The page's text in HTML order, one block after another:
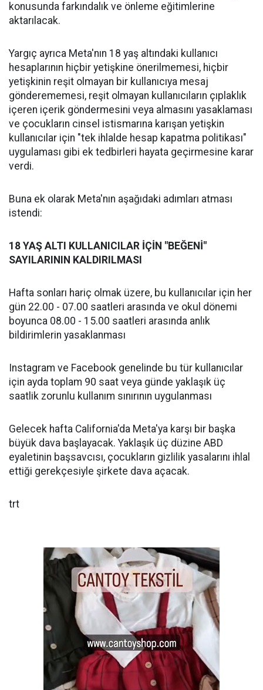
konusunda farkındalık ve önleme eğitimlerine
aktarılacak.
Yargıç ayrıca Meta'nın 18 yaş altındaki kullanıcı
hesaplarının hiçbir yetişkine önerilmemesi, hiçbir
yetişkinin reşit olmayan bir kullanıcıya mesaj
gönderememesi, reşit olmayan kullanıcıların çıplaklık
içeren içerik göndermesini veya almasını yasaklaması
ve çocukların cinsel istismarına karışan yetişkin
kullanıcılar için "tek ihlalde hesap kapatma politikası"
uygulaması gibi ek tedbirleri hayata geçirmesine karar
verdi.
Buna ek olarak Meta'nın aşağıdaki adımları atması
istendi:
18 YAŞ ALTI KULLANICILAR İÇİN "BEĞENİ"
SAYILARININ KALDIRILMASI
Hafta sonları hariç olmak üzere, bu kullanıcılar için her
gün 22.00 - 07.00 saatleri arasında ve okul dönemi
boyunca 08.00 - 15.00 saatleri arasında anlık
bildirimlerin yasaklanması
Instagram ve Facebook genelinde bu tür kullanıcılar
için ayda toplam 90 saat veya günde yaklaşık üç
saatlik zorunlu kullanım sınırının uygulanması
Gelecek hafta California'da Meta'ya karşı bir başka
büyük dava başlayacak. Yaklaşık üç düzine ABD
eyaletinin başsavcısı, çocukların gizlilik yasalarını ihlal
ettiği gerekçesiyle şirkete dava açacak.
trt